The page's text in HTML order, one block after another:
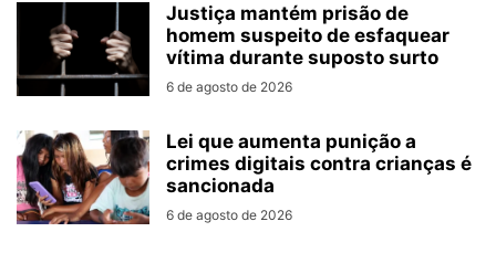
Justiça mantém prisão de
homem suspeito de esfaquear
vítima durante suposto surto
6 de agosto de 2026
Lei que aumenta punição a
crimes digitais contra crianças é
sancionada
6 de agosto de 2026